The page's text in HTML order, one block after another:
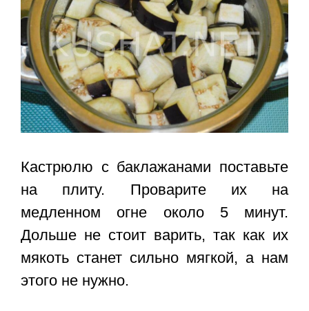
Кастрюлю с баклажанами поставьте
на плиту. Проварите их на
медленном огне около 5 минут.
Дольше не стоит варить, так как их
мякоть станет сильно мягкой, а нам
этого не нужно.